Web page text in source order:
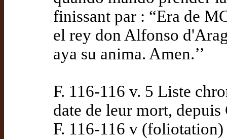
finissant par : “Era de
el rey don Alfonso
aya su anima. Amen.’’
F. 116-116 v. 5 Liste
date de leur mort,
F. 116-116 v (foliotation)